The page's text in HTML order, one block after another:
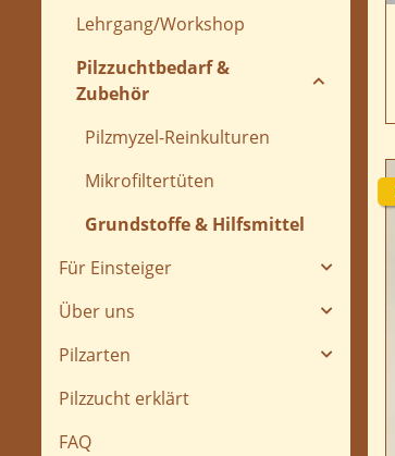
Lehrgang/Workshop
Pilzzuchtbedarf &
Zubehör
Pilzmyzel-Reinkulturen
Mikrofiltertüten
Grundstoffe & Hilfsmittel
Für Einsteiger
Über uns
Pilzarten
Pilzzucht erklärt
FAQ